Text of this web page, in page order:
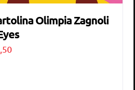
Olimpia Zagnoli